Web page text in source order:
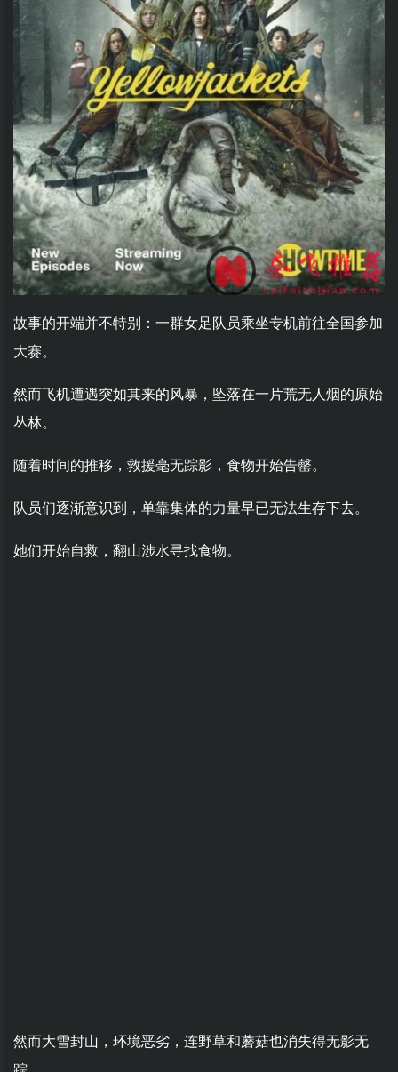
故事的开端并不特别：一群女足队员乘坐专机前往全国参加
大赛。
然而飞机遭遇突如其来的风暴，坠落在一片荒无人烟的原始
丛林。
随着时间的推移，救援毫无踪影，食物开始告罄。
队员们逐渐意识到，单靠集体的力量早已无法生存下去。
她们开始自救，翻山涉水寻找食物。
然而大雪封山，环境恶劣，连野草和蘑菇也消失得无影无